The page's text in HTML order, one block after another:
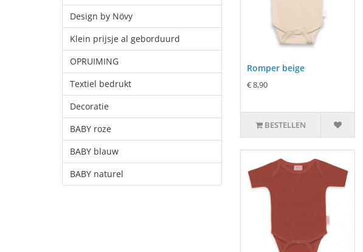
Design by Növy
Klein prijsje al geborduurd
OPRUIMING
Textiel bedrukt
Decoratie
BABY roze
BABY blauw
BABY naturel
Romper beige
€ 8,90
BESTELLEN